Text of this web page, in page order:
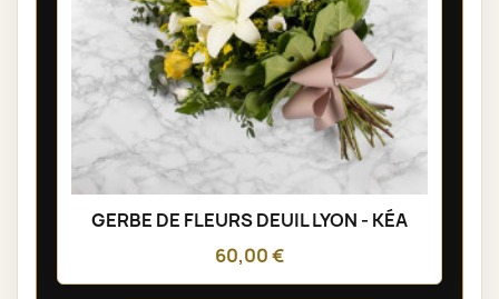
GERBE DE FLEURS DEUIL LYON - KÉA
60,00 €